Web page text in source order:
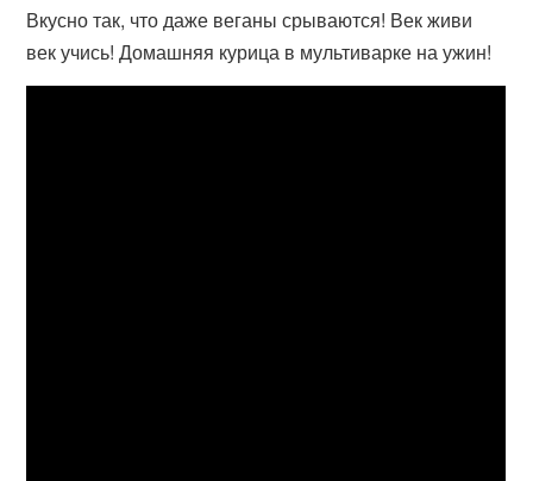
Вкусно так, что даже веганы срываются! Век живи
век учись! Домашняя курица в мультиварке на ужин!